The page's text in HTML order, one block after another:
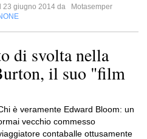
Il 23 giugno 2014 da
Motasemper
di svolta nella
il suo "film
è veramente Edward Bloom: un
vecchio commesso
contaballe ottusamente